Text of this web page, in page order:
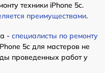
техники iPhone 5c.
преимуществами.
- специалисты по ремонту
5c для мастеров не
проведенных работ у